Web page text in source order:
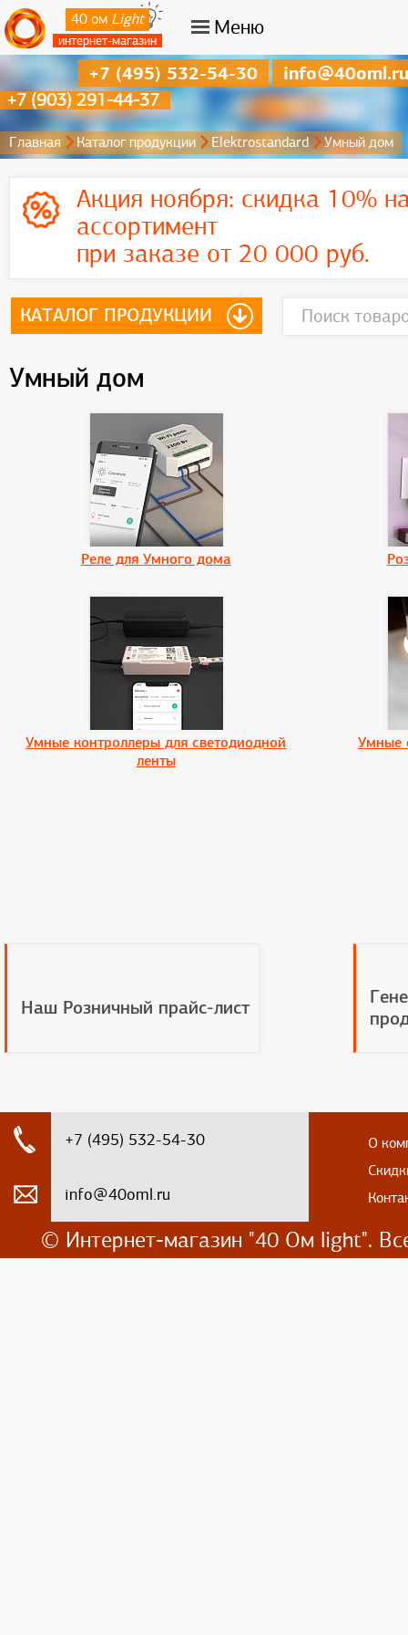
40 ом Light
интернет-магазин
Меню
+7 (903) 291-44-37
+7 (495) 532-54-30 info@40oml.ru
Главная Каталог продукции Elektrostandard Умный дом
Акция ноября: скидка 10%
ассортимент
при заказе от 20 000 руб.
КАТАЛОГ ПРОДУКЦИИ
Умный дом
Реле для Умного дома
Умные контроллеры для светодиодной
ленты
Умные
Наш Розничный прайс-лист
+7 (495) 532-54-30
info@40oml.ru
О
© Интернет-магазин "40 Ом light".